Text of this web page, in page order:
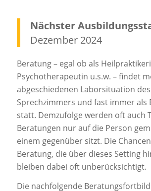
Nächster
Dezember 2024
Beratung – egal ob als
Psychotherapeutin u.s.w. – findet
abgeschiedenen Laborsituation des
Sprechzimmers und fast immer als
statt. Demzufolge werden oft auch
Beratungen nur auf die Person
einem gegenüber sitzt. Die
Beratung, die über dieses Setting
bleiben dabei oft unberücksichtigt.
Die nachfolgende